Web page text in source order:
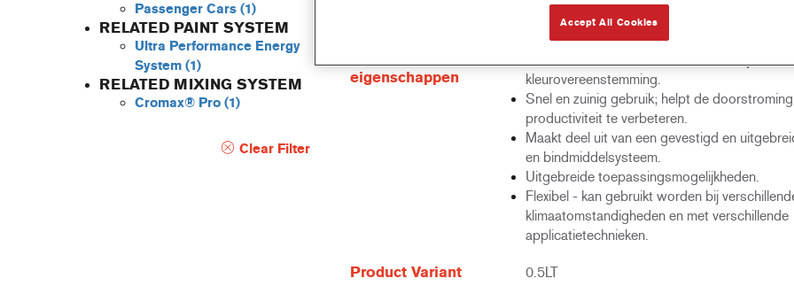
Passenger Cars (1)
RELATED PAINT SYSTEM
Ultra Performance Energy
System (1)
RELATED MIXING SYSTEM
Cromax® Pro (1)
Clear Filter
eigenschappen
kleurovereenstemming.
Snel en zuinig gebruik; helpt de
productiviteit te verbeteren.
Maakt deel uit van een gevestigd en
en bindmiddelsysteem.
Uitgebreide toepassingsmogelijkheden.
Flexibel - kan gebruikt worden bij
klimaatomstandigheden en met verschillende
applicatietechnieken.
Product Variant 0.5LT
Accept All Cookies